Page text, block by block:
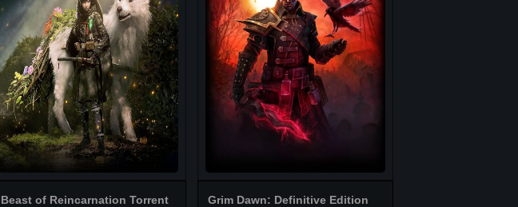
Beast of Reincarnation Torrent
Grim Dawn: Definitive Edition